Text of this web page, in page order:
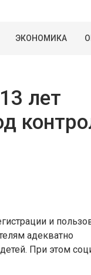
ЭКОНОМИКА
лет
и
адекватно
При этом